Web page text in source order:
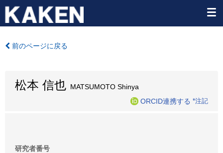
前のページに戻る
松本 信也 MATSUMOTO Shinya
ORCID連携する *注記
研究者番号